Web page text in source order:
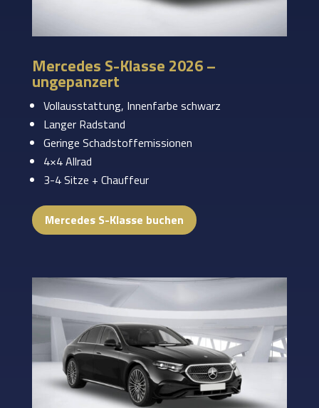
Mercedes S-Klasse 2026 –
ungepanzert
Vollausstattung, Innenfarbe schwarz
Langer Radstand
Geringe Schadstoffemissionen
4×4 Allrad
3-4 Sitze + Chauffeur
Mercedes S-Klasse buchen